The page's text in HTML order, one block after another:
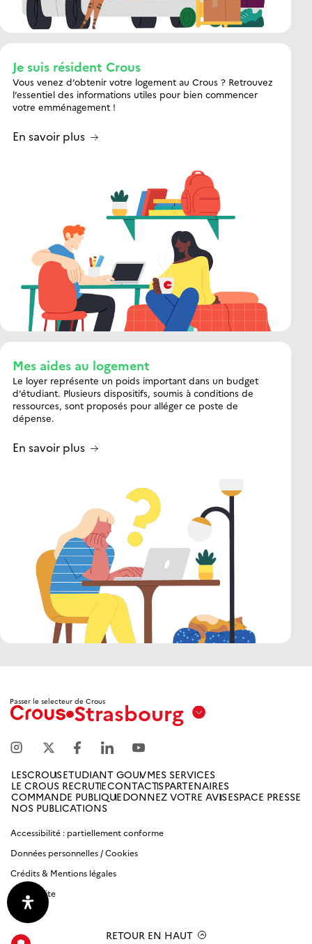
Je suis résident Crous
Vous venez d’obtenir votre logement au Crous ? Retrouvez
l’essentiel des informations utiles pour bien commencer
votre emménagement !
En savoir plus
Mes aides au logement
Le loyer représente un poids important dans un budget
d’étudiant. Plusieurs dispositifs, soumis à conditions de
ressources, sont proposés pour alléger ce poste de
dépense.
En savoir plus
Passer le selecteur de CrousStrasbourg
Marseille
Amiens
Picardie
Antilles
Guyane
Bordeaux-
Aquitaine
LESCROUSETUDIANT GOUVMES SERVICES
LE CROUS RECRUTECONTACTSPARTENAIRES
COMMANDE PUBLIQUEDONNEZ VOTRE AVISESPACE PRESSE
NOS PUBLICATIONS
Accessibilité : partiellement conforme
Données personnelles / Cookies
Crédits & Mentions légales
Plan du site
RETOUR EN HAUT